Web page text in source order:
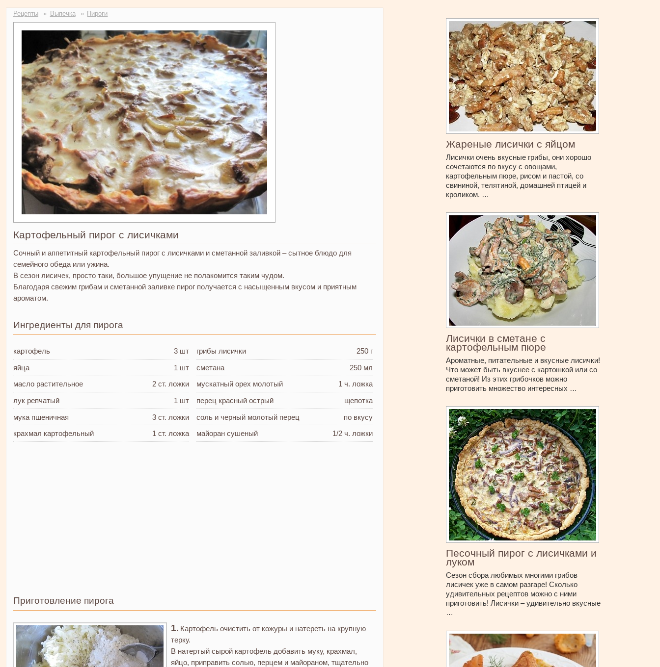
Рецепты Выпечка Пироги
Картофельный пирог с лисичками
Сочный и аппетитный картофельный пирог с лисичками и сметанной заливкой – сытное блюдо для
семейного обеда или ужина.
В сезон лисичек, просто таки, большое упущение не полакомится таким чудом.
Благодаря свежим грибам и сметанной заливке пирог получается с насыщенным вкусом и приятным
ароматом.
Ингредиенты для пирога
картофель
3 шт
яйца
1 шт
масло растительное
2 ст. ложки
лук репчатый
1 шт
мука пшеничная
3 ст. ложки
крахмал картофельный 1 ст. ложка
грибы лисички
250 г
сметана
250 мл
мускатный орех молотый
1 ч. ложка
перец красный острый
щепотка
соль и черный молотый перец
по вкусу
майоран сушеный
1/2 ч. ложки
Приготовление пирога
Картофель очистить от кожуры и натереть на крупную
терку.
В натертый сырой картофель добавить муку, крахмал,
яйцо, приправить солью, перцем и майораном, тщательно
Жареные лисички с яйцом
Лисички очень вкусные грибы, они хорошо
сочетаются по вкусу с овощами,
картофельным пюре, рисом и пастой, со
свининой, телятиной, домашней птицей и
кроликом. …
Лисички в сметане с
картофельным пюре
Ароматные, питательные и вкусные лисички!
Что может быть вкуснее с картошкой или со
сметаной! Из этих грибочков можно
приготовить множество интересных …
Песочный пирог с лисичками и
луком
Сезон сбора любимых многими грибов
лисичек уже в самом разгаре! Сколько
удивительных рецептов можно с ними
приготовить! Лисички – удивительно вкусные
…